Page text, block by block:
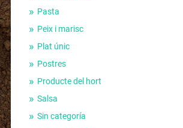
Pasta
Peix i marisc
Plat únic
Postres
Producte del hort
Salsa
Sin categoría